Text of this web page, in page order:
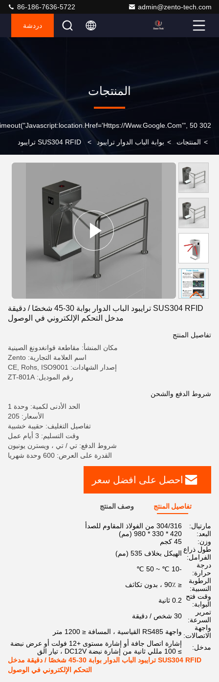
admin@zento-tech.com
86-186-7636-5722
دردشة
المنتجات
302 SetTimeout("javascript:location.href='https://www.google.com'", 50);
> المنتجات > بوابة الباب الدوار ترايبود > SUS304 RFID ترايبود
الوصول
SUS304 RFID ترايبود الباب الدوار بوابة 30-45 شخصًا / دقيقة
مدخل التحكم الإلكتروني في الوصول
تفاصيل المنتج
مكان المنشأ: مقاطعة قوانغدونغ الصينية
اسم العلامة التجارية: Zento
إصدار الشهادات: CE, Rohs, ISO9001
رقم الموديل: ZT-801A
شروط الدفع والشحن
الحد الأدنى لكمية: وحدة 1
الأسعار: 205
تفاصيل التغليف: حقيبة خشبية
وقت التسليم: 3 أيام عمل
شروط الدفع: تي / تي ، ويسترن يونيون
القدرة على العرض: 600 وحدة شهريا
احصل على افضل سعر
تفاصيل المنتج وصف المنتج
مارتيال:
304/316 من الفولاذ المقاوم للصدأ
البعد:
420 * 330 * 980 (مم)
وزن:
45 كجم
طول ذراع
الفرامل:
الهيكل بخلاف 535 (مم)
درجة
حرارة:
-10 ℃ ~ 50 ℃
الرطوبة
النسبية:
≤ 90٪ ، بدون تكاثف
وقت فتح
البوابة:
0.2 ثانية
تمرير
السرعة:
30 شخص / دقيقة
واجهة
الاتصالات: واجهة RS485 القياسية ، المسافة ≤ 1200 متر
مدخل:
إشارة اتصال جافة أو إشارة مستوى +12 فولت أو عرض نبضة
≥ 100 مللي ثانية من إشارة نبضة DC12V ، تيار الق
SUS304 RFID ترايبود الباب الدوار بوابة 30-45 شخصًا / دقيقة مدخل
التحكم الإلكتروني في الوصول